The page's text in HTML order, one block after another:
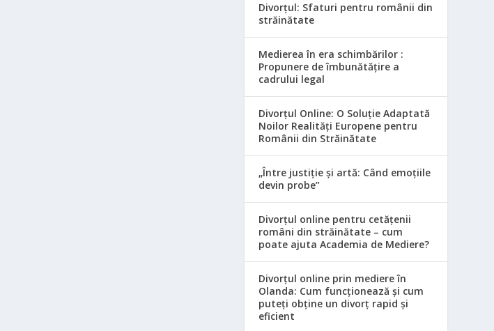
Divorțul: Sfaturi pentru românii din
străinătate
Medierea în era schimbărilor :
Propunere de îmbunătățire a
cadrului legal
Divorțul Online: O Soluție Adaptată
Noilor Realități Europene pentru
Românii din Străinătate
„Între justiție și artă: Când emoțiile
devin probe”
Divorțul online pentru cetățenii
români din străinătate – cum
poate ajuta Academia de Mediere?
Divorțul online prin mediere în
Olanda: Cum funcționează și cum
puteți obține un divorț rapid și
eficient